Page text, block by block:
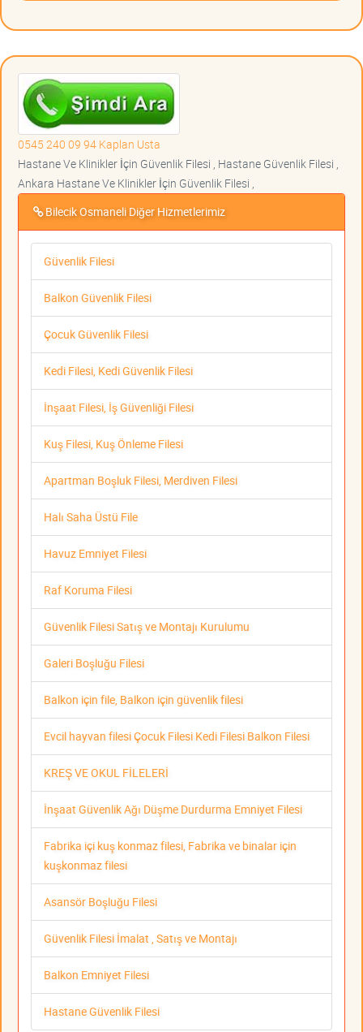
0545 240 09 94 Kaplan Usta
Hastane Ve Klinikler İçin Güvenlik Filesi , Hastane Güvenlik Filesi ,
Ankara Hastane Ve Klinikler İçin Güvenlik Filesi ,
Bilecik Osmaneli Diğer Hizmetlerimiz
Güvenlik Filesi
Balkon Güvenlik Filesi
Çocuk Güvenlik Filesi
Kedi Filesi, Kedi Güvenlik Filesi
İnşaat Filesi, İş Güvenliği Filesi
Kuş Filesi, Kuş Önleme Filesi
Apartman Boşluk Filesi, Merdiven Filesi
Halı Saha Üstü File
Havuz Emniyet Filesi
Raf Koruma Filesi
Güvenlik Filesi Satış ve Montajı Kurulumu
Galeri Boşluğu Filesi
Balkon için file, Balkon için güvenlik filesi
Evcil hayvan filesi Çocuk Filesi Kedi Filesi Balkon Filesi
KREŞ VE OKUL FİLELERİ
İnşaat Güvenlik Ağı Düşme Durdurma Emniyet Filesi
Fabrika içi kuş konmaz filesi, Fabrika ve binalar için
kuşkonmaz filesi
Asansör Boşluğu Filesi
Güvenlik Filesi İmalat , Satış ve Montajı
Balkon Emniyet Filesi
Hastane Güvenlik Filesi